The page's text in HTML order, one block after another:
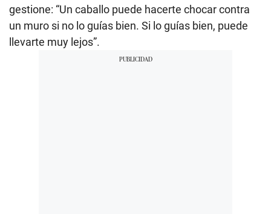
gestione: “Un caballo puede hacerte chocar contra
un muro si no lo guías bien. Si lo guías bien, puede
llevarte muy lejos”.